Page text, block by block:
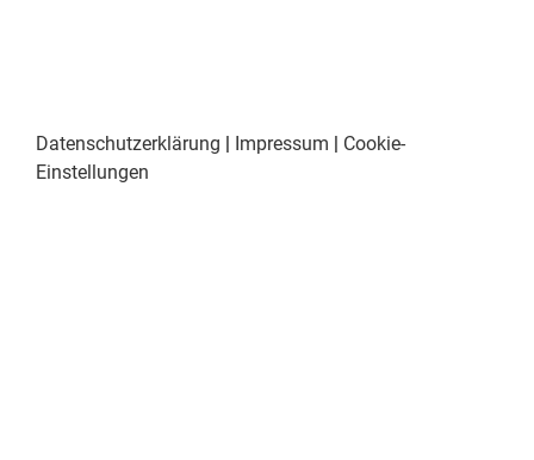
Datenschutzerklärung | Impressum | Cookie-
Einstellungen